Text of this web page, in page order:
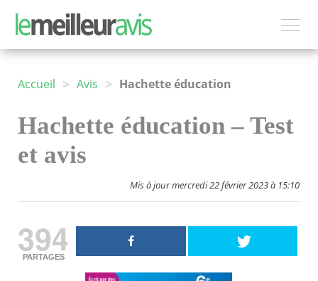
Accueil > Avis > Hachette éducation
Hachette éducation – Test
et avis
Mis à jour mercredi 22 février 2023 à 15:10
394
PARTAGES